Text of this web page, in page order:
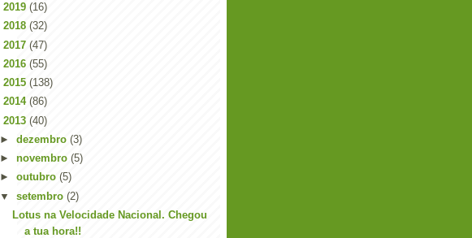
2019 (16)
2018 (32)
2017 (47)
2016 (55)
2015 (138)
2014 (86)
2013 (40)
► dezembro (3)
► novembro (5)
► outubro (5)
▼ setembro (2)
Lotus na Velocidade Nacional. Chegou
a tua hora!!